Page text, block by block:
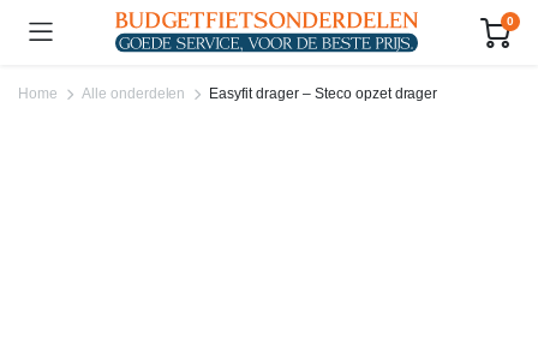
0
Home Alle onderdelen Easyfit drager – Steco opzet drager